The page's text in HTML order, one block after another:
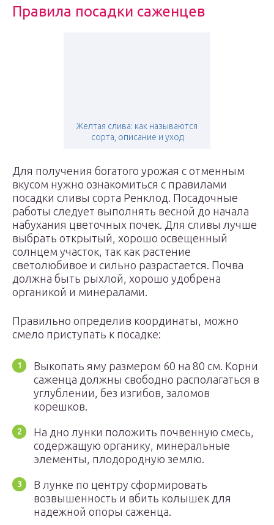
Правила посадки саженцев
Желтая слива: как называются
сорта, описание и уход
Для получения богатого урожая с отменным
вкусом нужно ознакомиться с правилами
посадки сливы сорта Ренклод. Посадочные
работы следует выполнять весной до начала
набухания цветочных почек. Для сливы лучше
выбрать открытый, хорошо освещенный
солнцем участок, так как растение
светолюбивое и сильно разрастается. Почва
должна быть рыхлой, хорошо удобрена
органикой и минералами.
Правильно определив координаты, можно
смело приступать к посадке:
Выкопать яму размером 60 на 80 см. Корни
саженца должны свободно располагаться в
углублении, без изгибов, заломов
корешков.
На дно лунки положить почвенную смесь,
содержащую органику, минеральные
элементы, плодородную землю.
В лунке по центру сформировать
возвышенность и вбить колышек для
надежной опоры саженца.